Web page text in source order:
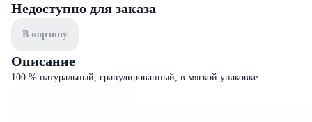
Недоступно для заказа
В корзину
Описание
100 % натуральный, гранулированный, в мягкой упаковке.